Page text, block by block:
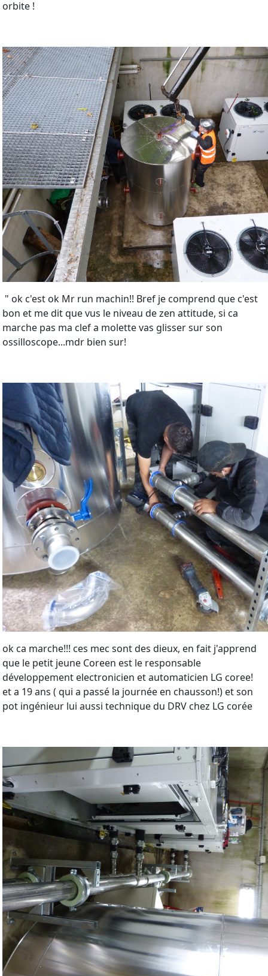
orbite !
" ok c'est ok Mr run machin!! Bref je comprend que c'est
bon et me dit que vus le niveau de zen attitude, si ca
marche pas ma clef a molette vas glisser sur son
ossilloscope...mdr bien sur!
ok ca marche!!! ces mec sont des dieux, en fait j'apprend
que le petit jeune Coreen est le responsable
développement electronicien et automaticien LG coree!
et a 19 ans ( qui a passé la journée en chausson!) et son
pot ingénieur lui aussi technique du DRV chez LG corée